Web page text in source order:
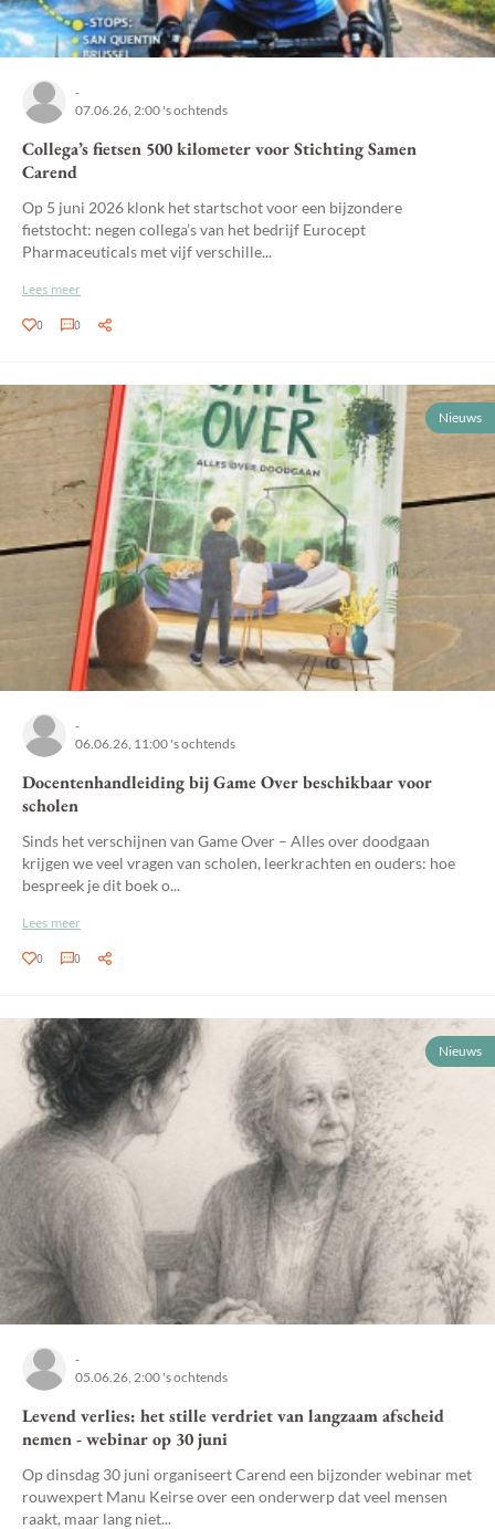
-
07.06.26, 2:00 's ochtends
Collega’s fietsen 500 kilometer voor Stichting Samen
Carend
Op 5 juni 2026 klonk het startschot voor een bijzondere
fietstocht: negen collega’s van het bedrijf Eurocept
Pharmaceuticals met vijf verschille...
Lees meer
0 0
Nieuws
-
06.06.26, 11:00 's ochtends
Docentenhandleiding bij Game Over beschikbaar voor
scholen
Sinds het verschijnen van Game Over – Alles over doodgaan
krijgen we veel vragen van scholen, leerkrachten en ouders: hoe
bespreek je dit boek o...
Lees meer
0 0
Nieuws
-
05.06.26, 2:00 's ochtends
Levend verlies: het stille verdriet van langzaam afscheid
nemen - webinar op 30 juni
Op dinsdag 30 juni organiseert Carend een bijzonder webinar met
rouwexpert Manu Keirse over een onderwerp dat veel mensen
raakt, maar lang niet...